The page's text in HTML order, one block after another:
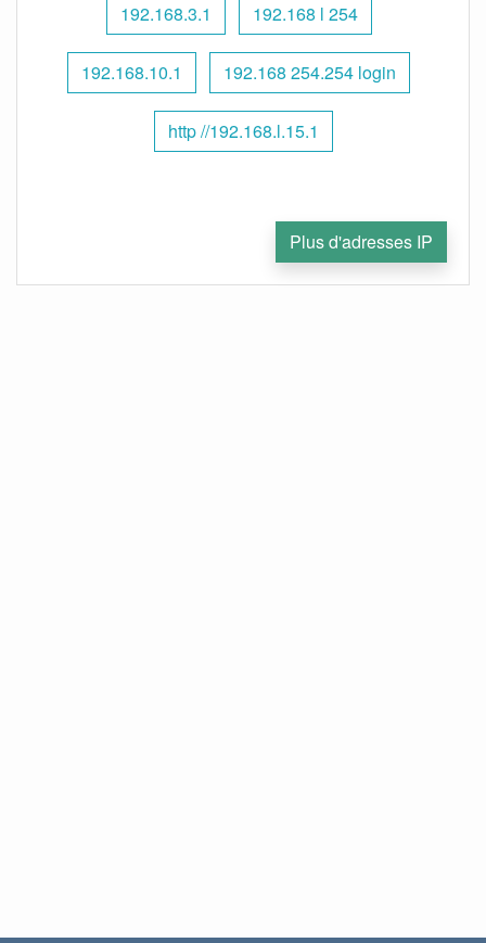
192.168.3.1 192.168 l 254
192.168.10.1 192.168 254.254 login
http //192.168.l.15.1
Plus d'adresses IP